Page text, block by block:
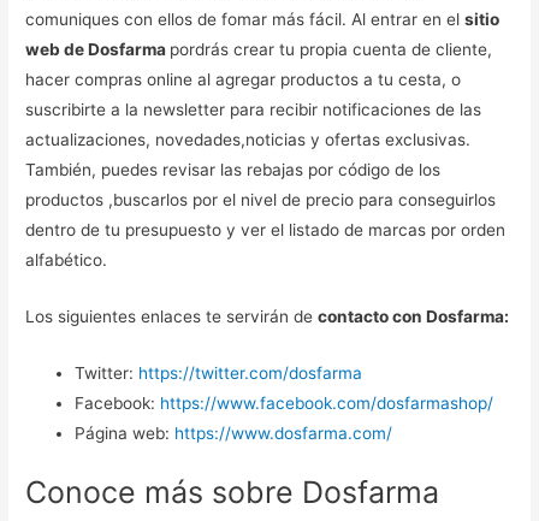
comuniques con ellos de fomar más fácil. Al entrar en elsitio
web de Dosfarma pordrás crear tu propia cuenta de cliente,
hacer compras online al agregar productos a tu cesta, o
suscribirte a la newsletter para recibir notificaciones de las
actualizaciones, novedades,noticias y ofertas exclusivas.
También, puedes revisar las rebajas por código de los
productos ,buscarlos por el nivel de precio para conseguirlos
dentro de tu presupuesto y ver el listado de marcas por orden
alfabético.
Los siguientes enlaces te servirán decontacto con Dosfarma:
Twitter: https://twitter.com/dosfarma
Facebook: https://www.facebook.com/dosfarmashop/
Página web: https://www.dosfarma.com/
Conoce más sobre Dosfarma